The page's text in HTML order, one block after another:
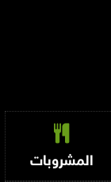
المشروبات